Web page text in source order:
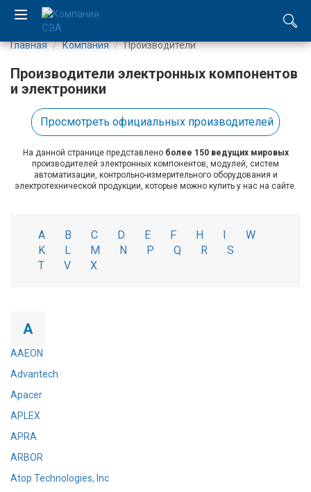
UA
Компания
Каталог
Производство
Новости
Производители
Тех.
Главная Компания Производители
Производители электронных компонентов
и электроники
Просмотреть официальных производителей
На данной странице представлено более 150 ведущих мировых
производителей электронных компонентов, модулей, систем
автоматизации, контрольно-измерительного оборудования и
электротехнической продукции, которые можно купить у нас на сайте.
A B C D E F H I
W
K
L M N P Q R
S
T
V X
A
AAEON
Advantech
Apacer
APLEX
APRA
ARBOR
Atop Technologies, Inc